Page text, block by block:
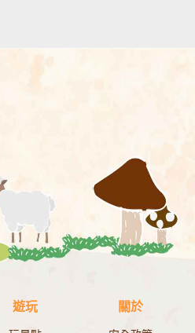
遊玩 關於